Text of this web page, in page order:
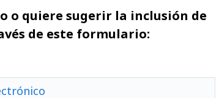
o quiere sugerir la inclusión de
de este formulario: